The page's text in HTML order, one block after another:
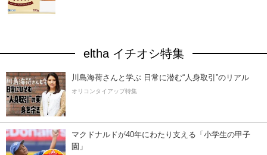
eltha イチオシ特集
川島海荷さんと学ぶ 日常に潜む“人身取引”のリアル
オリコンタイアップ特集
マクドナルドが40年にわたり支える「小学生の甲子
園」